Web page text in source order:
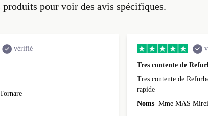
produits pour voir des avis spécifiques.
vérifié
Tres contente de
Tres contente de
rapide
Noms Mme MAS